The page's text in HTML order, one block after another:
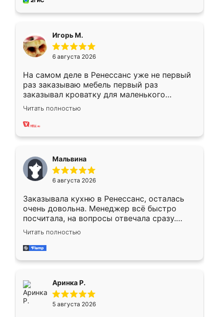
Игорь М.
6 августа 2026
На самом деле в Ренессанс уже не первый
раз заказываю мебель первый раз
заказывал кроватку для маленького
ребёнка при его рождении ,во второй раз
заказал шкаф-купе. По качеству очень
хорошее сборка достаточно быстрая,
меньше, здесь же он более разнообразный.
Мне нравится ,если что-то потребуется из
мебели буду заказывать только здесь.
Читать полностью
Мальвина
6 августа 2026
Заказывала кухню в Ренессанс, осталась
очень довольна. Менеджер всё быстро
посчитала, на вопросы отвечала сразу.
Замерщик приехал в субботу, подошёл к
делу со всей ответственностью. Собрали
за день, ребята работали аккуратно, даже
Читать полностью
Аринка Р.
5 августа 2026